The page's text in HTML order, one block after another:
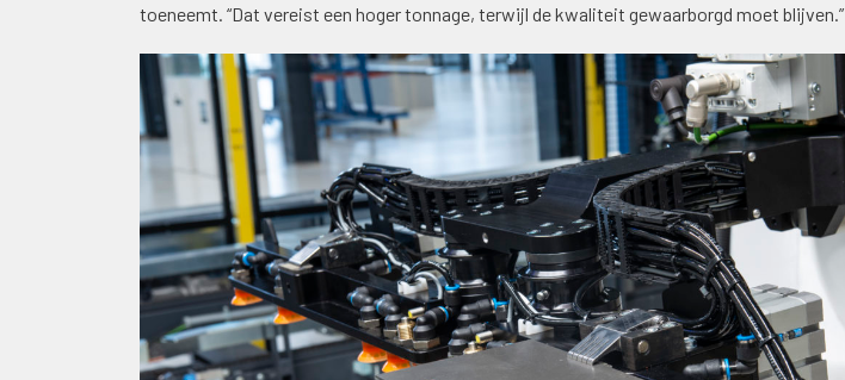
toeneemt. “Dat vereist een hoger tonnage, terwijl de kwaliteit gewaarborgd moet blijven.”